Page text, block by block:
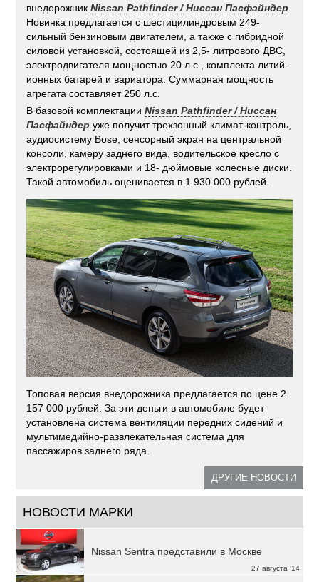
внедорожникNissan Pathfinder / Ниссан Пасфайндер
Новинка предлагается с шестицилиндровым 249-
сильный бензиновым двигателем, а также с гибридной
силовой установкой, состоящей из 2,5- литрового ДВС,
электродвигателя мощностью 20 л.с., комплекта литий-
ионных батарей и вариатора. Суммарная мощность
агрегата составляет 250 л.с.
В базовой комплектацииNissan Pathfinder / Ниссан
Пасфайндер уже получит трехзонный климат-контроль,
аудиосистему Bose, сенсорный экран на центральной
консоли, камеру заднего вида, водительское кресло с
электрорегулировками и 18- дюймовые колесные диски.
Такой автомобиль оценивается в 1 930 000 рублей.
Топовая версия внедорожника предлагается по цене 2
157 000 рублей. За эти деньги в автомобиле будет
установлена система вентиляции передних сидений и
мультимедийно-развлекательная система для
пассажиров заднего ряда.
ДРУГИЕ НОВОСТИ
НОВОСТИ МАРКИ
27 августа '14
Nissan Sentra представили в Москве